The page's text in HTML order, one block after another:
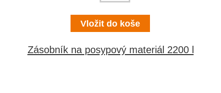
Zásobník na posypový materiál 2200 l